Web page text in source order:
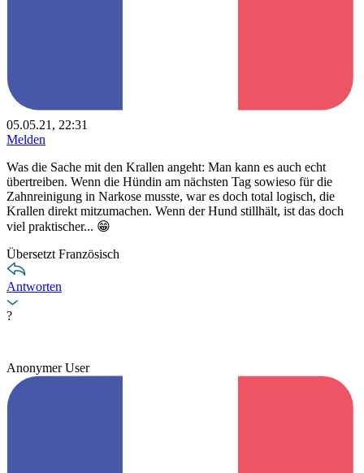
05.05.21, 22:31
Melden
Was die Sache mit den Krallen angeht: Man kann es auch echt
übertreiben. Wenn die Hündin am nächsten Tag sowieso für die
Zahnreinigung in Narkose musste, war es doch total logisch, die
Krallen direkt mitzumachen. Wenn der Hund stillhält, ist das doch
viel praktischer... 😁
Übersetzt Französisch
Antworten
?
Anonymer User